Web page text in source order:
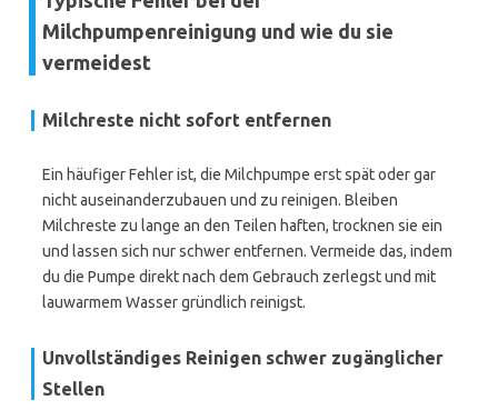
Milchpumpenreinigung und wie du sie
vermeidest
Milchreste nicht sofort entfernen
Ein häufiger Fehler ist, die Milchpumpe erst spät oder gar
nicht auseinanderzubauen und zu reinigen. Bleiben
Milchreste zu lange an den Teilen haften, trocknen sie ein
und lassen sich nur schwer entfernen. Vermeide das, indem
du die Pumpe direkt nach dem Gebrauch zerlegst und mit
lauwarmem Wasser gründlich reinigst.
Unvollständiges Reinigen schwer zugänglicher
Stellen